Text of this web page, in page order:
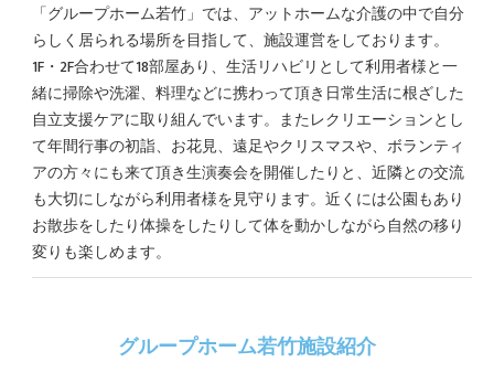
「グループホーム若竹」では、アットホームな介護の中で自分
らしく居られる場所を目指して、施設運営をしております。
1F・2F合わせて18部屋あり、生活リハビリとして利用者様と一
緒に掃除や洗濯、料理などに携わって頂き日常生活に根ざした
自立支援ケアに取り組んでいます。またレクリエーションとし
て年間行事の初詣、お花見、遠足やクリスマスや、ボランティ
アの方々にも来て頂き生演奏会を開催したりと、近隣との交流
も大切にしながら利用者様を見守ります。近くには公園もあり
お散歩をしたり体操をしたりして体を動かしながら自然の移り
変りも楽しめます。
グループホーム若竹施設紹介